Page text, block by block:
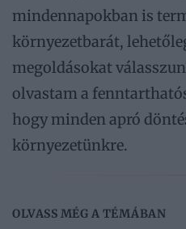
mindennapokban is
környezetbarát,
megoldásokat
olvastam a
hogy minden apró
környezetünkre.
OLVASS MÉG A TÉMÁBAN